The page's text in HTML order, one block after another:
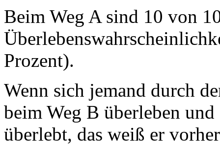
Beim Weg A sind 10 von
Prozent).
Wenn sich jemand durch
beim Weg B überleben
überlebt, das weiß er